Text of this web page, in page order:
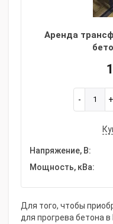
Аренда
Напряжение, В:
Мощность, кВа:
Для того, чтобы
для прогрева бетона